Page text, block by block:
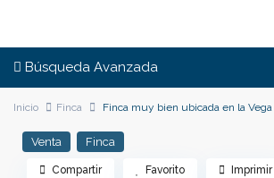
Búsqueda Avanzada
Inicio Finca Finca muy bien ubicada en la Vega
Venta Finca
Compartir Favorito Imprimir